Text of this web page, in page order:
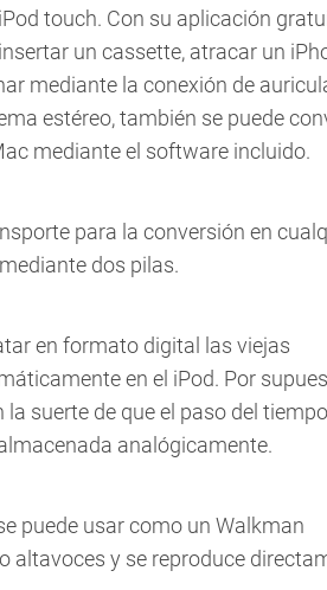
touch. Con su aplicación
un cassette, atracar un
mediante la conexión de
estéreo, también se puede
mediante el software incluido.
para la conversión en
dos pilas.
en formato digital las viejas
en el iPod. Por
suerte de que el paso del
analógicamente.
puede usar como un Walkman
altavoces y se reproduce